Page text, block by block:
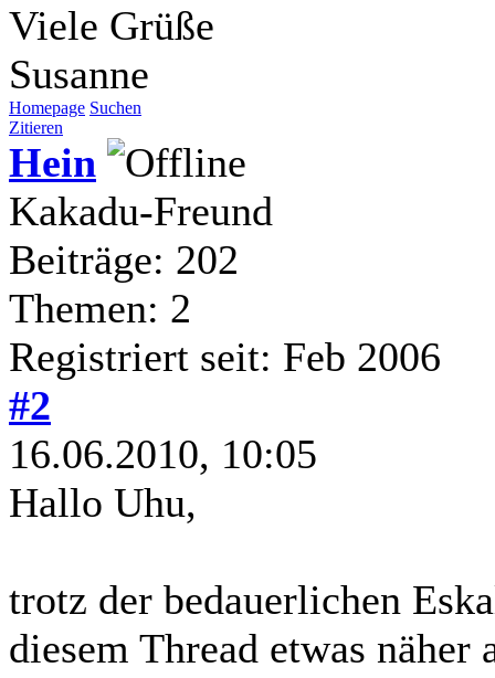
Viele Grüße
Susanne
Homepage Suchen
Zitieren
Hein
Kakadu-Freund
Beiträge: 202
Themen: 2
Registriert seit: Feb 2006
#2
16.06.2010, 10:05
Hallo Uhu,
trotz der bedauerlichen
diesem Thread etwas näher